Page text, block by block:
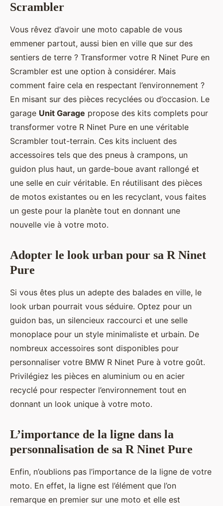
Scrambler
Vous rêvez d’avoir une moto capable de vous
emmener partout, aussi bien en ville que sur des
sentiers de terre ? Transformer votre R Ninet Pure en
Scrambler est une option à considérer. Mais
comment faire cela en respectant l’environnement ?
En misant sur des pièces recyclées ou d’occasion. Le
garage Unit Garage propose des kits complets pour
transformer votre R Ninet Pure en une véritable
Scrambler tout-terrain. Ces kits incluent des
accessoires tels que des pneus à crampons, un
guidon plus haut, un garde-boue avant rallongé et
une selle en cuir véritable. En réutilisant des pièces
de motos existantes ou en les recyclant, vous faites
un geste pour la planète tout en donnant une
nouvelle vie à votre moto.
Adopter le look urban pour sa R Ninet
Pure
Si vous êtes plus un adepte des balades en ville, le
look urban pourrait vous séduire. Optez pour un
guidon bas, un silencieux raccourci et une selle
monoplace pour un style minimaliste et urbain. De
nombreux accessoires sont disponibles pour
personnaliser votre BMW R Ninet Pure à votre goût.
Privilégiez les pièces en aluminium ou en acier
recyclé pour respecter l’environnement tout en
donnant un look unique à votre moto.
L’importance de la ligne dans la
personnalisation de sa R Ninet Pure
Enfin, n’oublions pas l’importance de la ligne de votre
moto. En effet, la ligne est l’élément que l’on
remarque en premier sur une moto et elle est